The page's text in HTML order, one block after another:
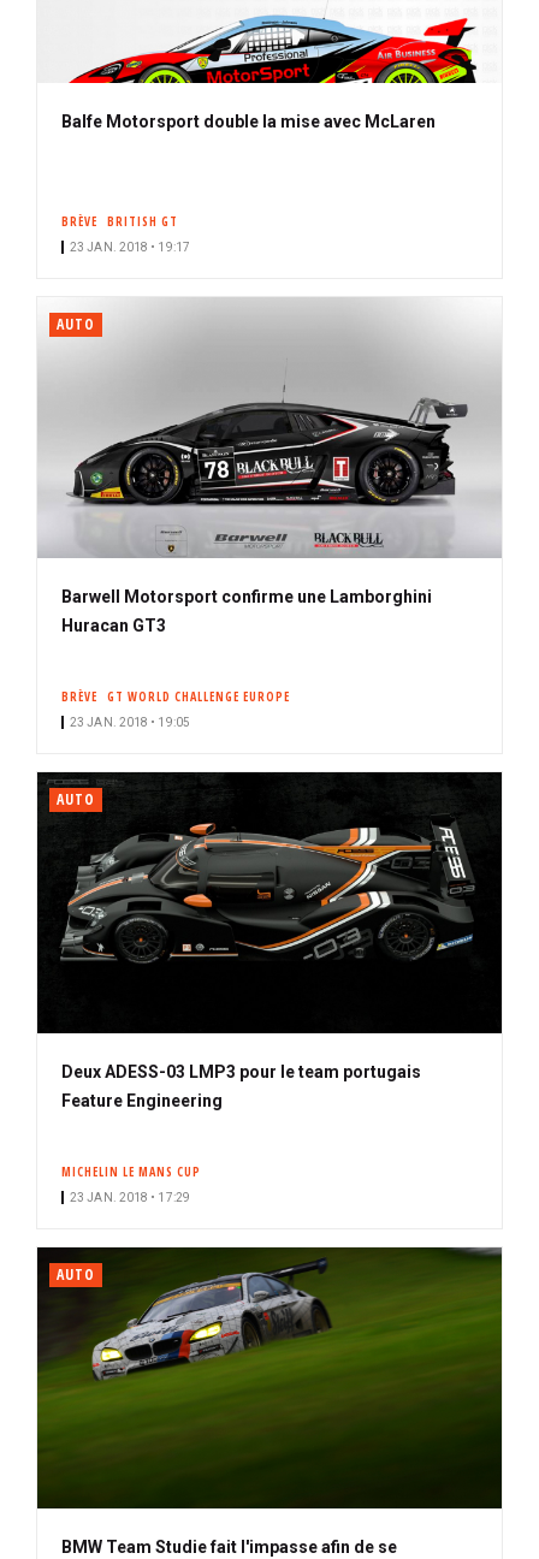
Balfe Motorsport double la mise avec McLaren
BRÈVE BRITISH GT
23 JAN. 2018 • 19:17
AUTO
Barwell Motorsport confirme une Lamborghini
Huracan GT3
BRÈVE GT WORLD CHALLENGE EUROPE
23 JAN. 2018 • 19:05
AUTO
Deux ADESS-03 LMP3 pour le team portugais
Feature Engineering
MICHELIN LE MANS CUP
23 JAN. 2018 • 17:29
AUTO
BMW Team Studie fait l'impasse afin de se